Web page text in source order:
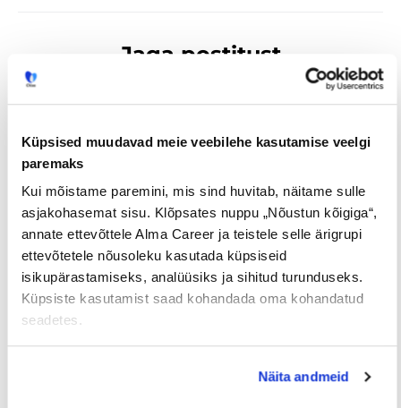
Küpsised muudavad meie veebilehe kasutamise veelgi
paremaks
Kui mõistame paremini, mis sind huvitab, näitame sulle
asjakohasemat sisu. Klõpsates nuppu „Nõustun kõigiga“,
annate ettevõttele Alma Career ja teistele selle ärigrupi
ettevõtetele nõusoleku kasutada küpsiseid
isikupärastamiseks, analüüsiks ja sihitud turunduseks.
Küpsiste kasutamist saad kohandada oma kohandatud
seadetes.
Näita andmeid
Jaga postitust
Prev
EELMINE JÄRGMINE
Loe lisaks